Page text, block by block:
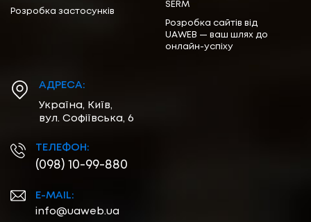
Розробка застосунків
SERM
Розробка сайтів від
UAWEB — ваш шлях до
онлайн-успіху
АДРЕСА:
Україна, Київ,
вул. Софіївська, 6
ТЕЛЕФОН:
(098) 10-99-880
E-MAIL:
info@uaweb.ua